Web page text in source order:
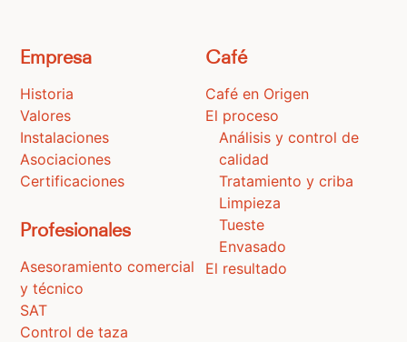
Empresa
Historia
Valores
Instalaciones
Asociaciones
Certificaciones
Profesionales
Asesoramiento comercial
y técnico
SAT
Control de taza
Café
Café en Origen
El proceso
Análisis y control de
calidad
Tratamiento y criba
Limpieza
Tueste
Envasado
El resultado